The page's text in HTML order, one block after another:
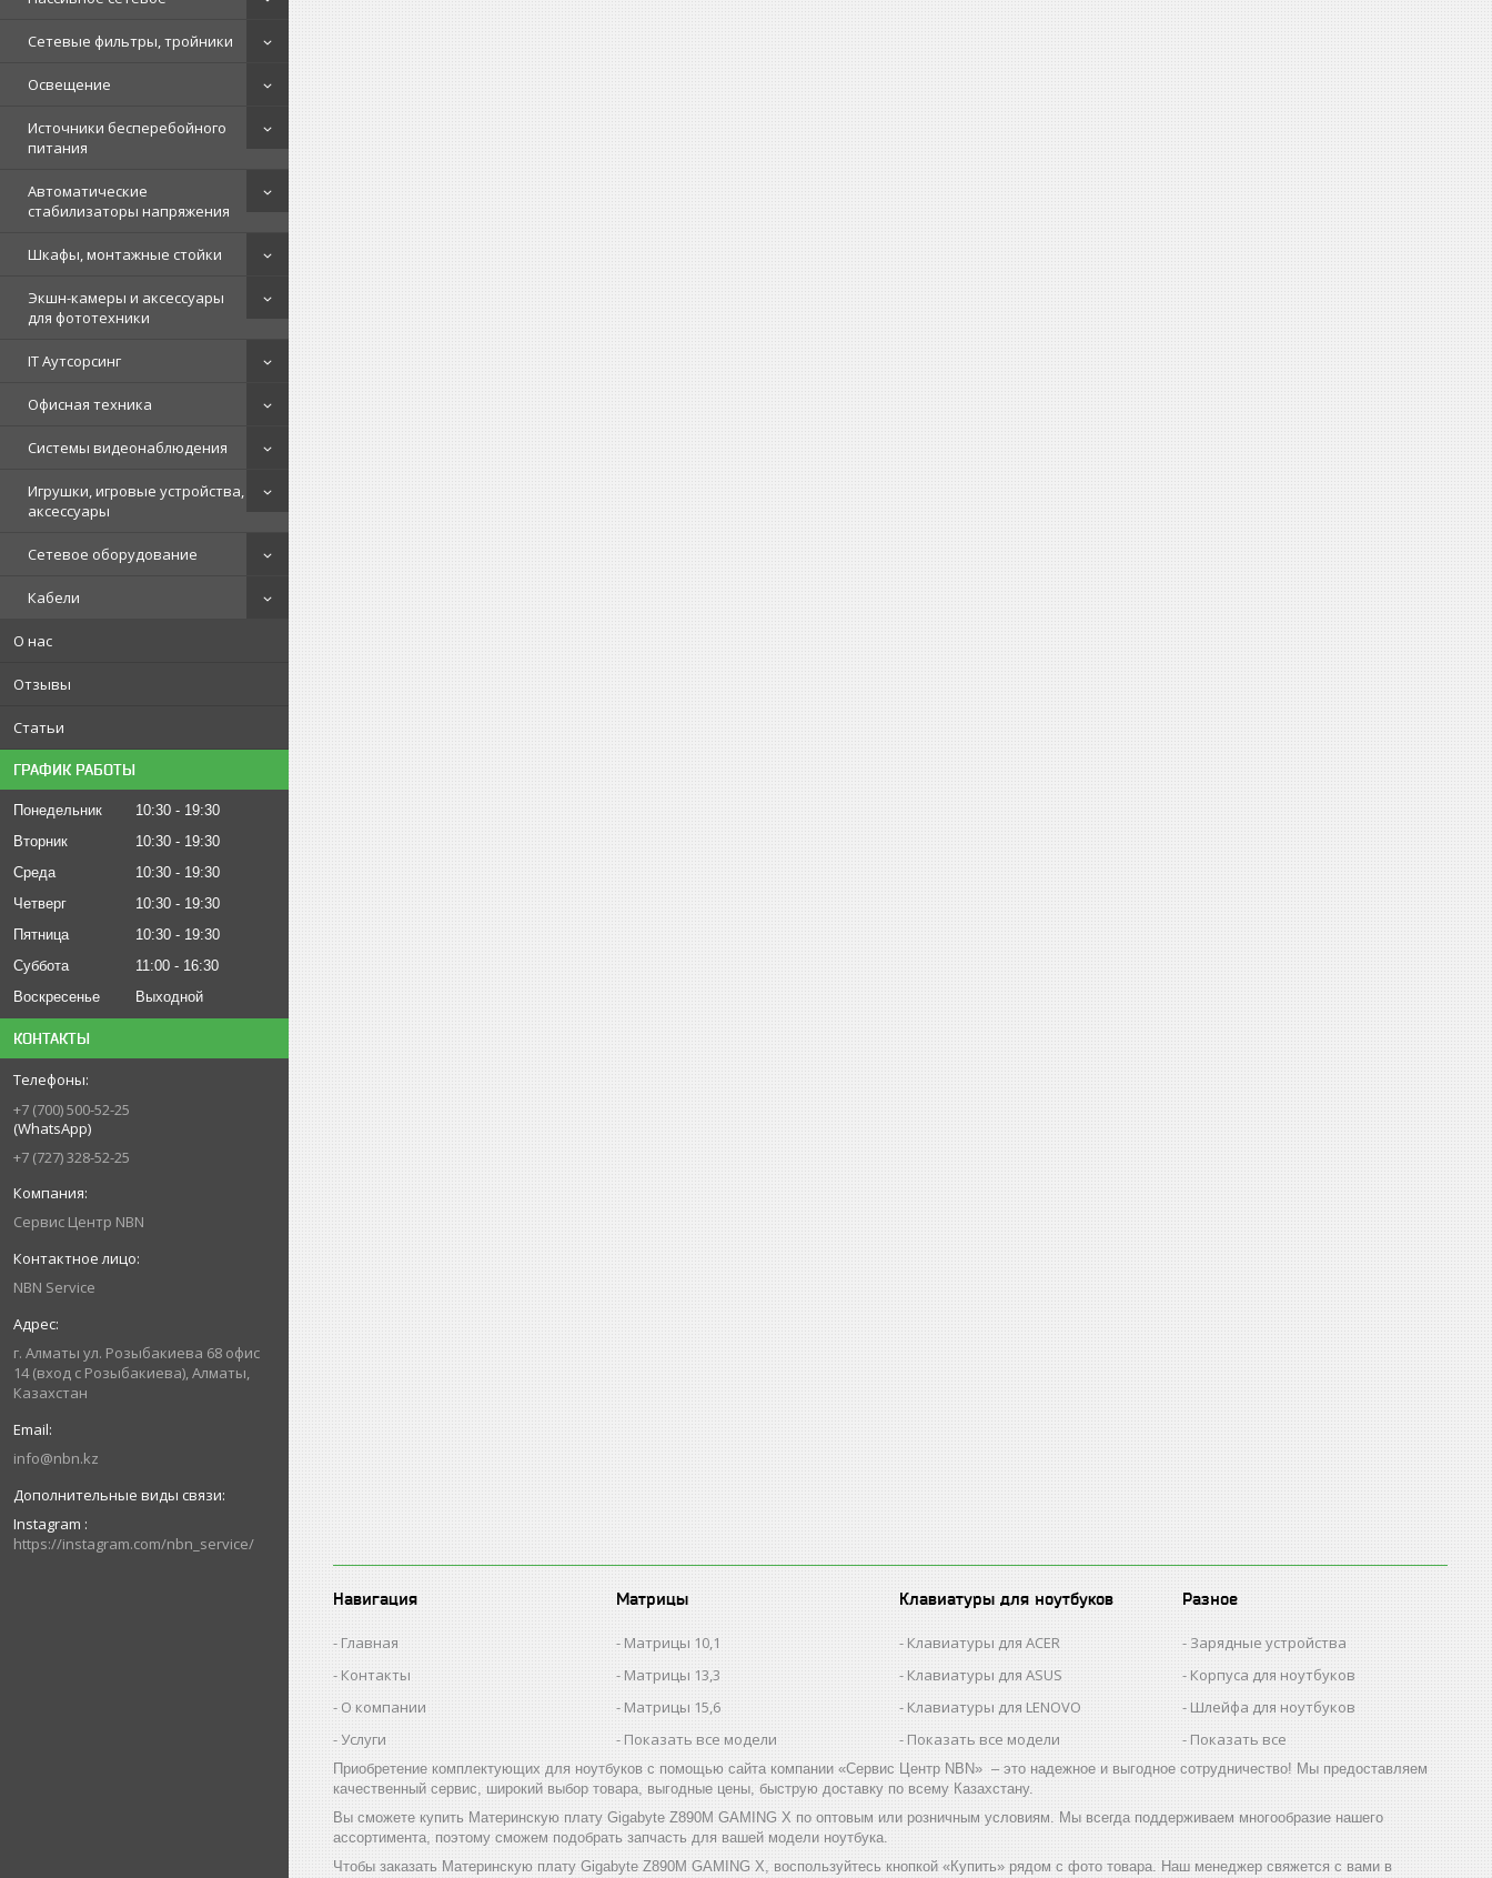
Сетевые фильтры, тройники
Освещение
Источники бесперебойного
питания
Автоматические
стабилизаторы напряжения
Шкафы, монтажные стойки
Экшн-камеры и аксессуары
для фототехники
IT Аутсорсинг
Офисная техника
Системы видеонаблюдения
Игрушки, игровые устройства,
аксессуары
Сетевое оборудование
Кабели
О нас
Отзывы
Статьи
ГРАФИК РАБОТЫ
Понедельник 10:30
19:30
Вторник
10:30
19:30
Среда
10:30
19:30
Четверг
10:30
19:30
Пятница
10:30
19:30
Суббота
11:00
16:30
Воскресенье
Выходной
КОНТАКТЫ
+7 (700) 500-52-25
(WhatsApp)
+7 (727) 328-52-25
Сервис Центр NBN
NBN Service
г. Алматы ул. Розыбакиева 68 офис
14 (вход с Розыбакиева), Алматы,
Казахстан
info@nbn.kz
Instagram
https://instagram.com/nbn_service/
Навигация
Главная
Контакты
О компании
Услуги
Матрицы
Матрицы 10,1
Матрицы 13,3
Матрицы 15,6
Показать все модели
Клавиатуры для ноутбуков
Клавиатуры для ACER
Клавиатуры для ASUS
Клавиатуры для LENOVO
Показать все модели
Разное
Зарядные устройства
Корпуса для ноутбуков
Шлейфа для ноутбуков
Показать все
Приобретение комплектующих для ноутбуков с помощью сайта компании «Сервис Центр NBN» – это надежное и выгодное сотрудничество! Мы предоставляем
качественный сервис, широкий выбор товара, выгодные цены, быструю доставку по всему Казахстану.
Вы сможете купить Материнскую плату Gigabyte Z890M GAMING X по оптовым или розничным условиям. Мы всегда поддерживаем многообразие нашего
ассортимента, поэтому сможем подобрать запчасть для вашей модели ноутбука.
Чтобы заказать Материнскую плату Gigabyte Z890M GAMING X, воспользуйтесь кнопкой «Купить» рядом с фото товара. Наш менеджер свяжется с вами в